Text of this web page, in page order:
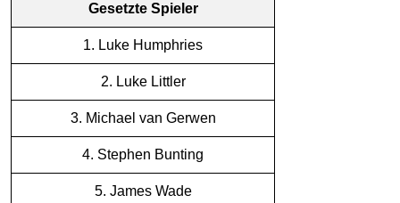
Gesetzte Spieler
1. Luke Humphries
2. Luke Littler
3. Michael van Gerwen
4. Stephen Bunting
5. James Wade